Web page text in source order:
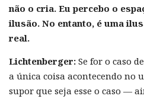
não o cria. Eu percebo o
ilusão. No entanto, é uma
real.
Lichtenberger: Se for o caso
a única coisa acontecendo no
supor que seja esse o caso —